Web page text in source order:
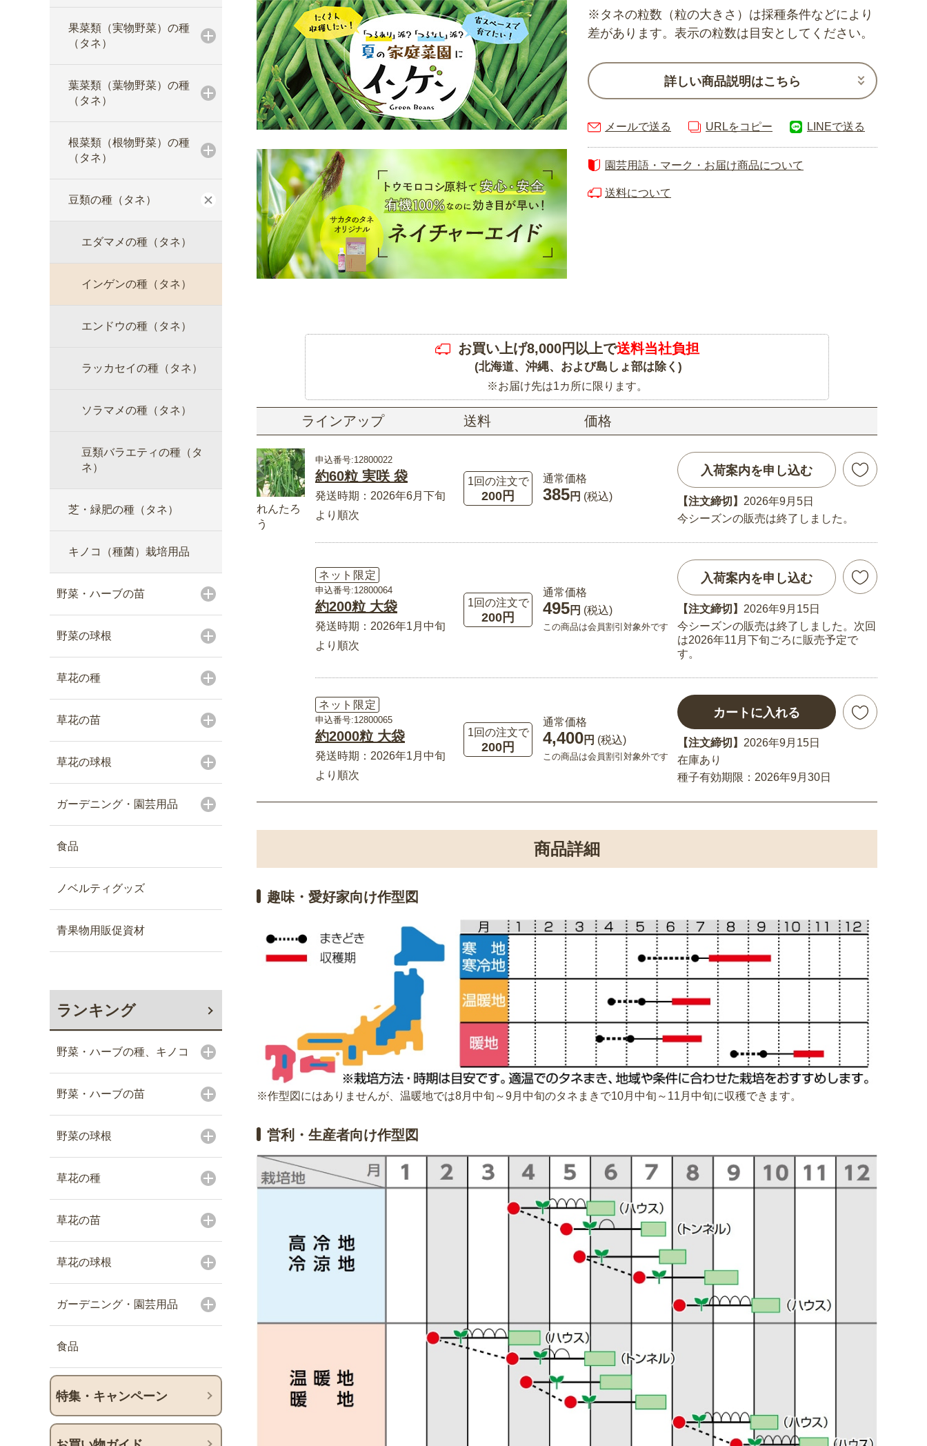
果菜類（実物野菜）の種
（タネ）
葉菜類（葉物野菜）の種
（タネ）
根菜類（根物野菜）の種
（タネ）
豆類の種（タネ）
エダマメの種（タネ）
インゲンの種（タネ）
エンドウの種（タネ）
ラッカセイの種（タネ）
ソラマメの種（タネ）
豆類バラエティの種（タ
ネ）
芝・緑肥の種（タネ）
キノコ（種菌）栽培用品
野菜・ハーブの苗
野菜の球根
草花の種
草花の苗
草花の球根
ガーデニング・園芸用品
食品
ノベルティグッズ
青果物用販促資材
ランキング
野菜・ハーブの種、キノコ
野菜・ハーブの苗
野菜の球根
草花の種
草花の苗
草花の球根
ガーデニング・園芸用品
食品
特集・キャンペーン
※タネの粒数（粒の大きさ）は採種条件などにより
差があります。表示の粒数は目安としてください。
詳しい商品説明はこちら
メールで送る URLをコピー LINEで送る
園芸用語・マーク・お届け商品について
送料について
お買い上げ8,000円以上で送料当社負担
(北海道、沖縄、および島しょ部は除く)
※お届け先は1カ所に限ります。
ラインアップ 送料 価格
れんたろ
う
申込番号:12800022
約60粒 実咲 袋
発送時期：2026年6月下旬
より順次
1回の注文で
200円
通常価格
385円 (税込)
入荷案内を申し込む
【注文締切】 2026年9月5日
今シーズンの販売は終了しました。
ネット限定
申込番号:12800064
約200粒 大袋
発送時期：2026年1月中旬
より順次
1回の注文で
200円
通常価格
495円 (税込)
この商品は会員割引対象外です
入荷案内を申し込む
【注文締切】 2026年9月15日
今シーズンの販売は終了しました。次回
は2026年11月下旬ごろに販売予定で
す。
ネット限定
申込番号:12800065
約2000粒 大袋
発送時期：2026年1月中旬
より順次
1回の注文で
200円
通常価格
4,400円 (税込)
この商品は会員割引対象外です
カートに入れる
【注文締切】 2026年9月15日
在庫あり
種子有効期限：2026年9月30日
商品詳細
趣味・愛好家向け作型図
※作型図にはありませんが、温暖地では8月中旬～9月中旬のタネまきで10月中旬～11月中旬に収穫できます。
営利・生産者向け作型図